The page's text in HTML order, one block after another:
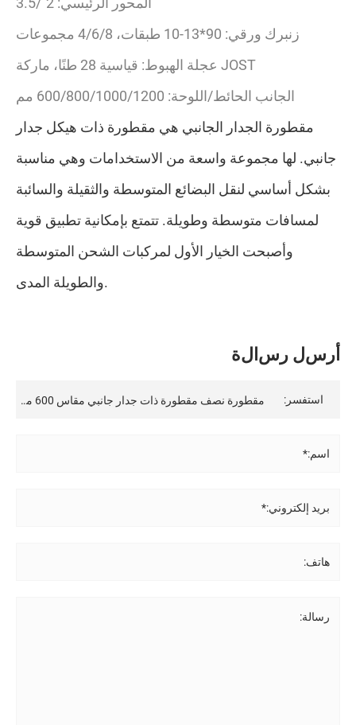
زنبرك ورقي: 90*13-10 طبقات، 4/6/8 مجموعات
عجلة الهبوط: قياسية 28 طنًا، ماركة JOST
الجانب الحائط/اللوحة: 600/800/1000/1200 مم
مقطورة الجدار الجانبي هي مقطورة ذات هيكل جدار
جانبي. لها مجموعة واسعة من الاستخدامات وهي مناسبة
بشكل أساسي لنقل البضائع المتوسطة والثقيلة والسائبة
لمسافات متوسطة وطويلة. تتمتع بإمكانية تطبيق قوية
وأصبحت الخيار الأول لمركبات الشحن المتوسطة
والطويلة المدى.
أر سل ر سالة
استفسر:
اسم:*
بريد إلكتروني:*
هاتف:
رسالة: